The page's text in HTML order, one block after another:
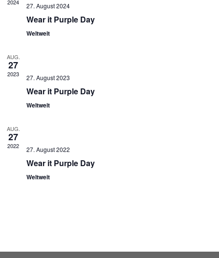
Photo
2024 27. August 2024
Wear it Purple Day
Weltweit
AUG.
27
2023 27. August 2023
Wear it Purple Day
Weltweit
AUG.
27
2022 27. August 2022
Wear it Purple Day
Weltweit